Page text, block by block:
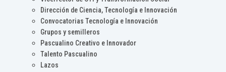
Dirección de Ciencia, Tecnología e Innovación
Convocatorias Tecnología e Innovación
Grupos y semilleros
Pascualino Creativo e Innovador
Talento Pascualino
Lazos